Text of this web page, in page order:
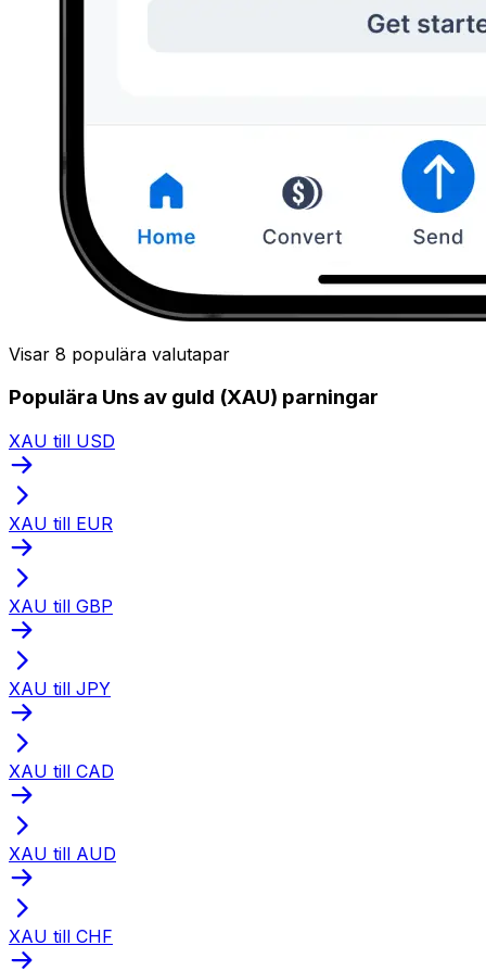
Visar 8 populära valutapar
Populära Uns av guld (XAU) parningar
XAU till USD
XAU till EUR
XAU till GBP
XAU till JPY
XAU till CAD
XAU till AUD
XAU till CHF